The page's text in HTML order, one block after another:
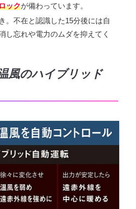
ックが備わっています。
。不在と認識した15分後には自
し忘れや電力のムダを抑えてく
風のハイブリッド